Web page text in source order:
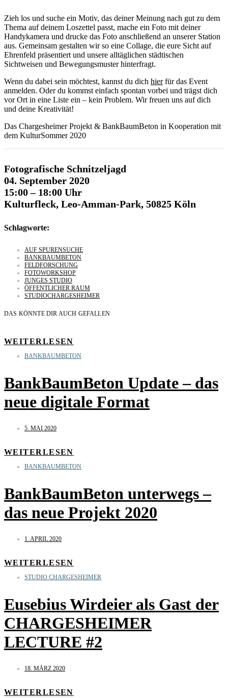
Zieh los und suche ein Motiv, das deiner Meinung nach gut zu dem
Thema auf deinem Loszettel passt, mache ein Foto mit deiner
Handykamera und drucke das Foto anschließend an unserer Station
aus. Gemeinsam gestalten wir so eine Collage, die eure Sicht auf
Ehrenfeld präsentiert und unsere alltäglichen städtischen
Sichtweisen und Bewegungsmuster hinterfragt.
Wenn du dabei sein möchtest, kannst du dich hierfür das Event
anmelden. Oder du kommst einfach spontan vorbei und trägst dich
vor Ort in eine Liste ein – kein Problem. Wir freuen uns auf dich
und deine Kreativität!
Das Chargesheimer Projekt & BankBaumBeton in Kooperation mit
dem KulturSommer 2020
Fotografische Schnitzeljagd
04. September 2020
15:00 – 18:00 Uhr
Kulturfleck, Leo-Amman-Park, 50825 Köln
Schlagworte:
AUF SPURENSUCHE
BANKBAUMBETON
FELDFORSCHUNG
FOTOWORKSHOP
JUNGES STUDIO
ÖFFENTLICHER RAUM
STUDIOCHARGESHEIMER
DAS KÖNNTE DIR AUCH GEFALLEN
WEITERLESEN
BANKBAUMBETON
BankBaumBeton Update – das
neue digitale Format
5. MAI 2020
WEITERLESEN
BANKBAUMBETON
BankBaumBeton unterwegs –
das neue Projekt 2020
1. APRIL 2020
WEITERLESEN
STUDIO CHARGESHEIMER
Eusebius Wirdeier als Gast der
CHARGESHEIMER
LECTURE #2
18. MÄRZ 2020
WEITERLESEN